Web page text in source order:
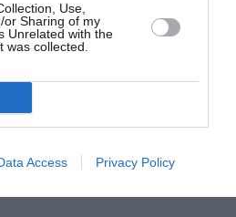
Use,
or Sharing of my
Unrelated with the
was collected.
Access Privacy Policy
και την
μία Λυδία
ενέργεια και χαρά
σκηνής ο Στάθης Σούλης
στα εντυπωσιακά
και ο Κώστας